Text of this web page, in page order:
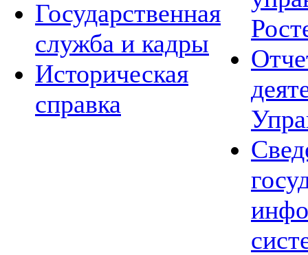
Государственная
служба и кадры
Историческая
справка